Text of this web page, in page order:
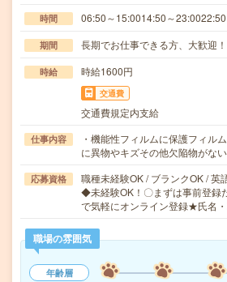
時間 06:50～15:0014:50～
期間 長期でお仕事できる方、大歓迎！
時給 時給1600円
交通費
交通費規定内支給
仕事内容
・機能性フィルムに保護フィル
に異物やキズその他欠陥物がな
応募資格
職種未経験OK / ブランクOK / 英
◆未経験OK！〇まずは事前登録
で気軽にオンライン登録★氏名
職場の雰囲気
年齢層